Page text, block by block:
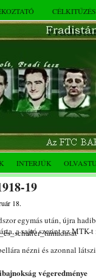
INTERJÚK
19
18.
egymás után, újra
a sajtó szerint az
nézni és azonnal
végeredménye